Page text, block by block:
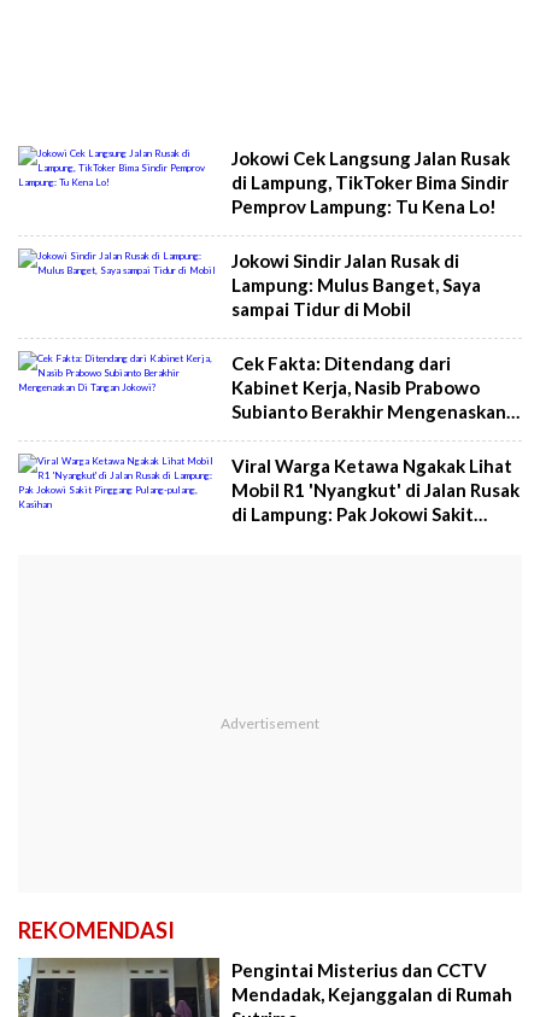
Jokowi Cek Langsung Jalan Rusak
di Lampung, TikToker Bima Sindir
Pemprov Lampung: Tu Kena Lo!
Jokowi Sindir Jalan Rusak di
Lampung: Mulus Banget, Saya
sampai Tidur di Mobil
Cek Fakta: Ditendang dari
Kabinet Kerja, Nasib Prabowo
Subianto Berakhir Mengenaskan
Di Tangan Jokowi?
Viral Warga Ketawa Ngakak Lihat
Mobil R1 'Nyangkut' di Jalan Rusak
di Lampung: Pak Jokowi Sakit
REKOMENDASI
Pengintai Misterius dan CCTV
Mendadak, Kejanggalan di Rumah